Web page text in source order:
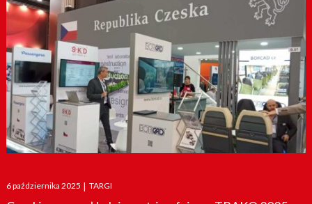
Posted
on
6 października 2025 | TARGI